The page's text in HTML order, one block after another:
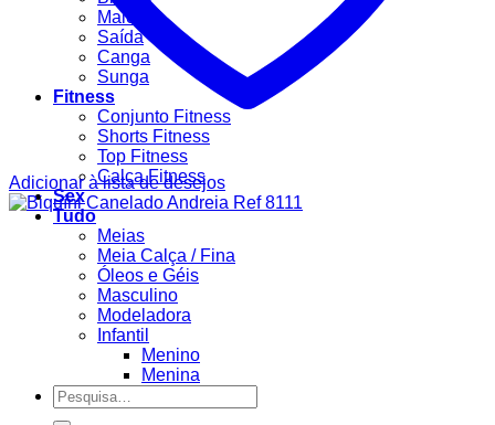
Maiô
Saída
Canga
Sunga
Fitness
Conjunto Fitness
Shorts Fitness
Top Fitness
Calça Fitness
Sex
Tudo
Meias
Meia Calça / Fina
Óleos e Géis
Masculino
Modeladora
Infantil
Menino
Menina
Pesquisar
por:
Adicionar à lista de desejos